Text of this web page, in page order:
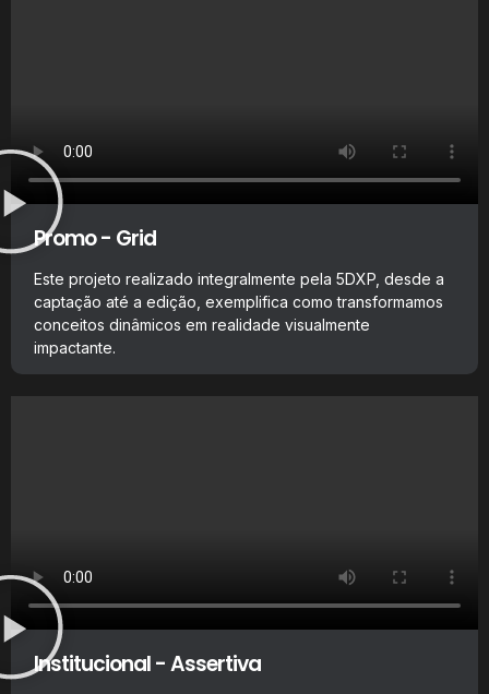
Promo - Grid
Este projeto realizado integralmente pela 5DXP, desde a
captação até a edição, exemplifica como transformamos
conceitos dinâmicos em realidade visualmente
impactante.
Institucional - Assertiva